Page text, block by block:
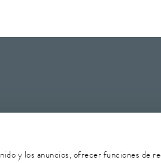
y los anuncios, ofrecer funciones de